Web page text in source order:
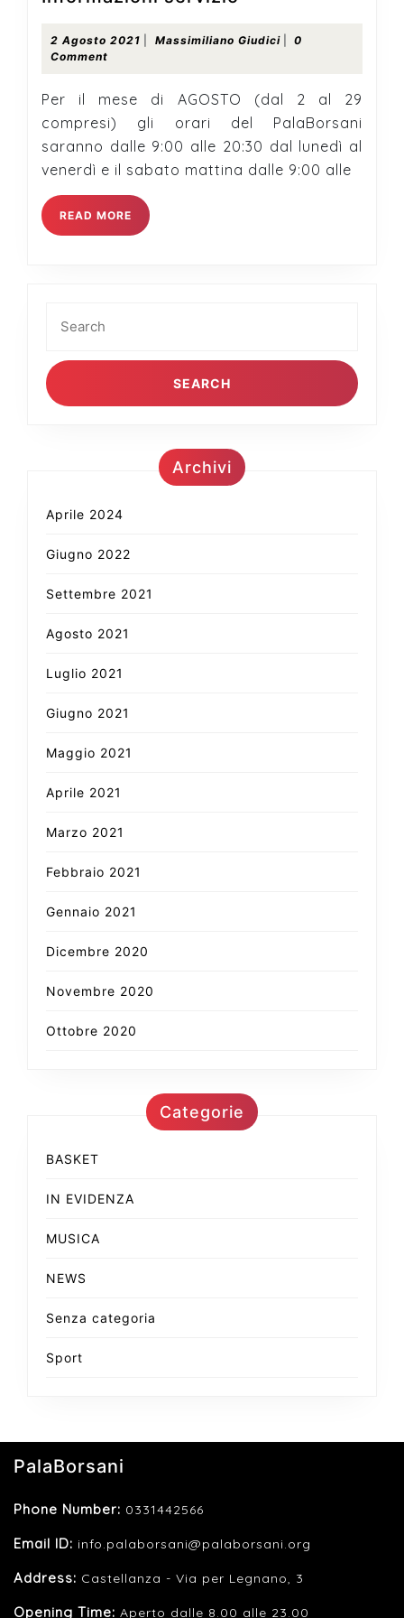
2 Agosto 2021 Massimiliano GiudiciMassimiliano
0
Comment
Per il mese di AGOSTO (dal 2 al 29
compresi) gli orari del PalaBorsani
saranno dalle 9:00 alle 20:30 dal lunedì al
venerdì e il sabato mattina dalle 9:00 alle
READ MORE READ
MORE
for:
Archivi
Aprile 2024
Giugno 2022
Settembre 2021
Agosto 2021
Luglio 2021
Giugno 2021
Maggio 2021
Aprile 2021
Marzo 2021
Febbraio 2021
Gennaio 2021
Dicembre 2020
Novembre 2020
Ottobre 2020
Categorie
BASKET
IN EVIDENZA
MUSICA
NEWS
Senza categoria
Sport
PalaBorsani
Phone Number: 0331442566
Email ID: info.palaborsani@palaborsani.org
Address: Castellanza - Via per Legnano, 3
Opening Time: Aperto dalle 8.00 alle 23.00